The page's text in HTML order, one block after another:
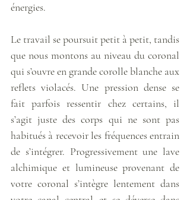
énergies.
Le travail se poursuit petit à petit, tandis
que nous montons au niveau du coronal
qui s’ouvre en grande corolle blanche aux
reflets violacés. Une pression dense se
fait parfois ressentir chez certains, il
s’agit juste des corps qui ne sont pas
habitués à recevoir les fréquences entrain
de s’intégrer. Progressivement une lave
alchimique et lumineuse provenant de
votre coronal s’intègre lentement dans